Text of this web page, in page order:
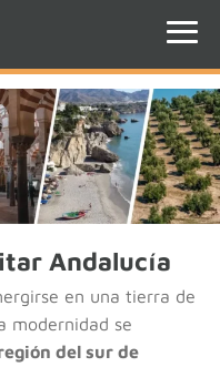
Andalucía
en una tierra de
modernidad se
del sur de